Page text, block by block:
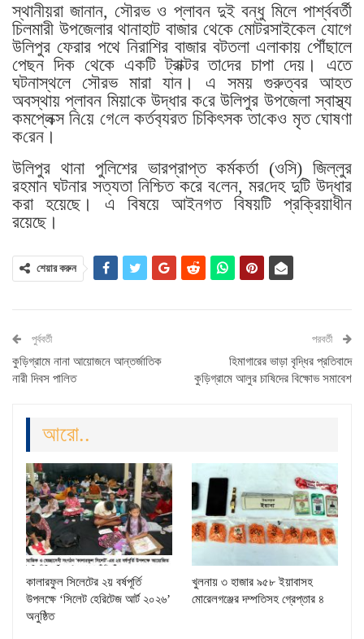
স্থানীয়রা জানান, সৌরভ ও প্লাবন দুই বন্ধু মিলে পার্শ্ববর্তী
‌চিলমারী উপজেলার থানাহাট বাজার থেকে মোটরসাইকেল যোগে
উলিপুর ফেরার পথে নিরাশির বাজার বটতলা এলাকায় পৌঁছালে
পেছন দিক থেকে একটি ট্রাক্টর তা‌দের চাপা দেয়। এতে
ঘটনাস্থলে সৌরভ মারা যান। এ সময় গুরুত্বর আহত
অবস্থায় প্লাবন মিয়া‌কে উদ্ধার ক‌রে উলিপুর উপজেলা স্বাস্থ্য
কমপ্লেক্স নি‌য়ে গে‌লে কর্তব‌্যরত চি‌কিৎসক তা‌কেও মৃত ঘোষণা
ক‌রেন।
উলিপুর থানা পুলিশের ভারপ্রাপ্ত কর্মকর্তা (ও‌সি) জিল্লুর
রহমান ঘটনার সত্যতা নিশ্চিত করে ব‌লেন, মর‌দেহ দু‌টি উদ্ধার
করা হয়েছে। এ বিষয়ে আইনগত বিষয়টি প্রক্রিয়াধীন
রয়েছে।
শেয়ার করুন
পুর্ববর্তী
কুড়িগ্রামে নানা আয়োজনে আন্তর্জাতিক
নারী দিবস পালিত
পরবর্তী
হিমাগারের ভাড়া বৃদ্ধির প্রতিবাদে
কুড়িগ্রামে আলুর চাষিদের বিক্ষোভ সমাবেশ
আরো..
কালারফুল সিলেটের ২য় বর্ষপূর্তি
উপলক্ষে ‘সিলেট হেরিটেজ আর্ট ২০২৬’
অনুষ্ঠিত
খুলনায় ৩ হাজার ৯৫৮ ইয়াবাসহ
মোরেলগঞ্জের দম্পতিসহ গ্রেপ্তার ৪